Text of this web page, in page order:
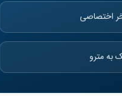
اختصاصی
به مترو